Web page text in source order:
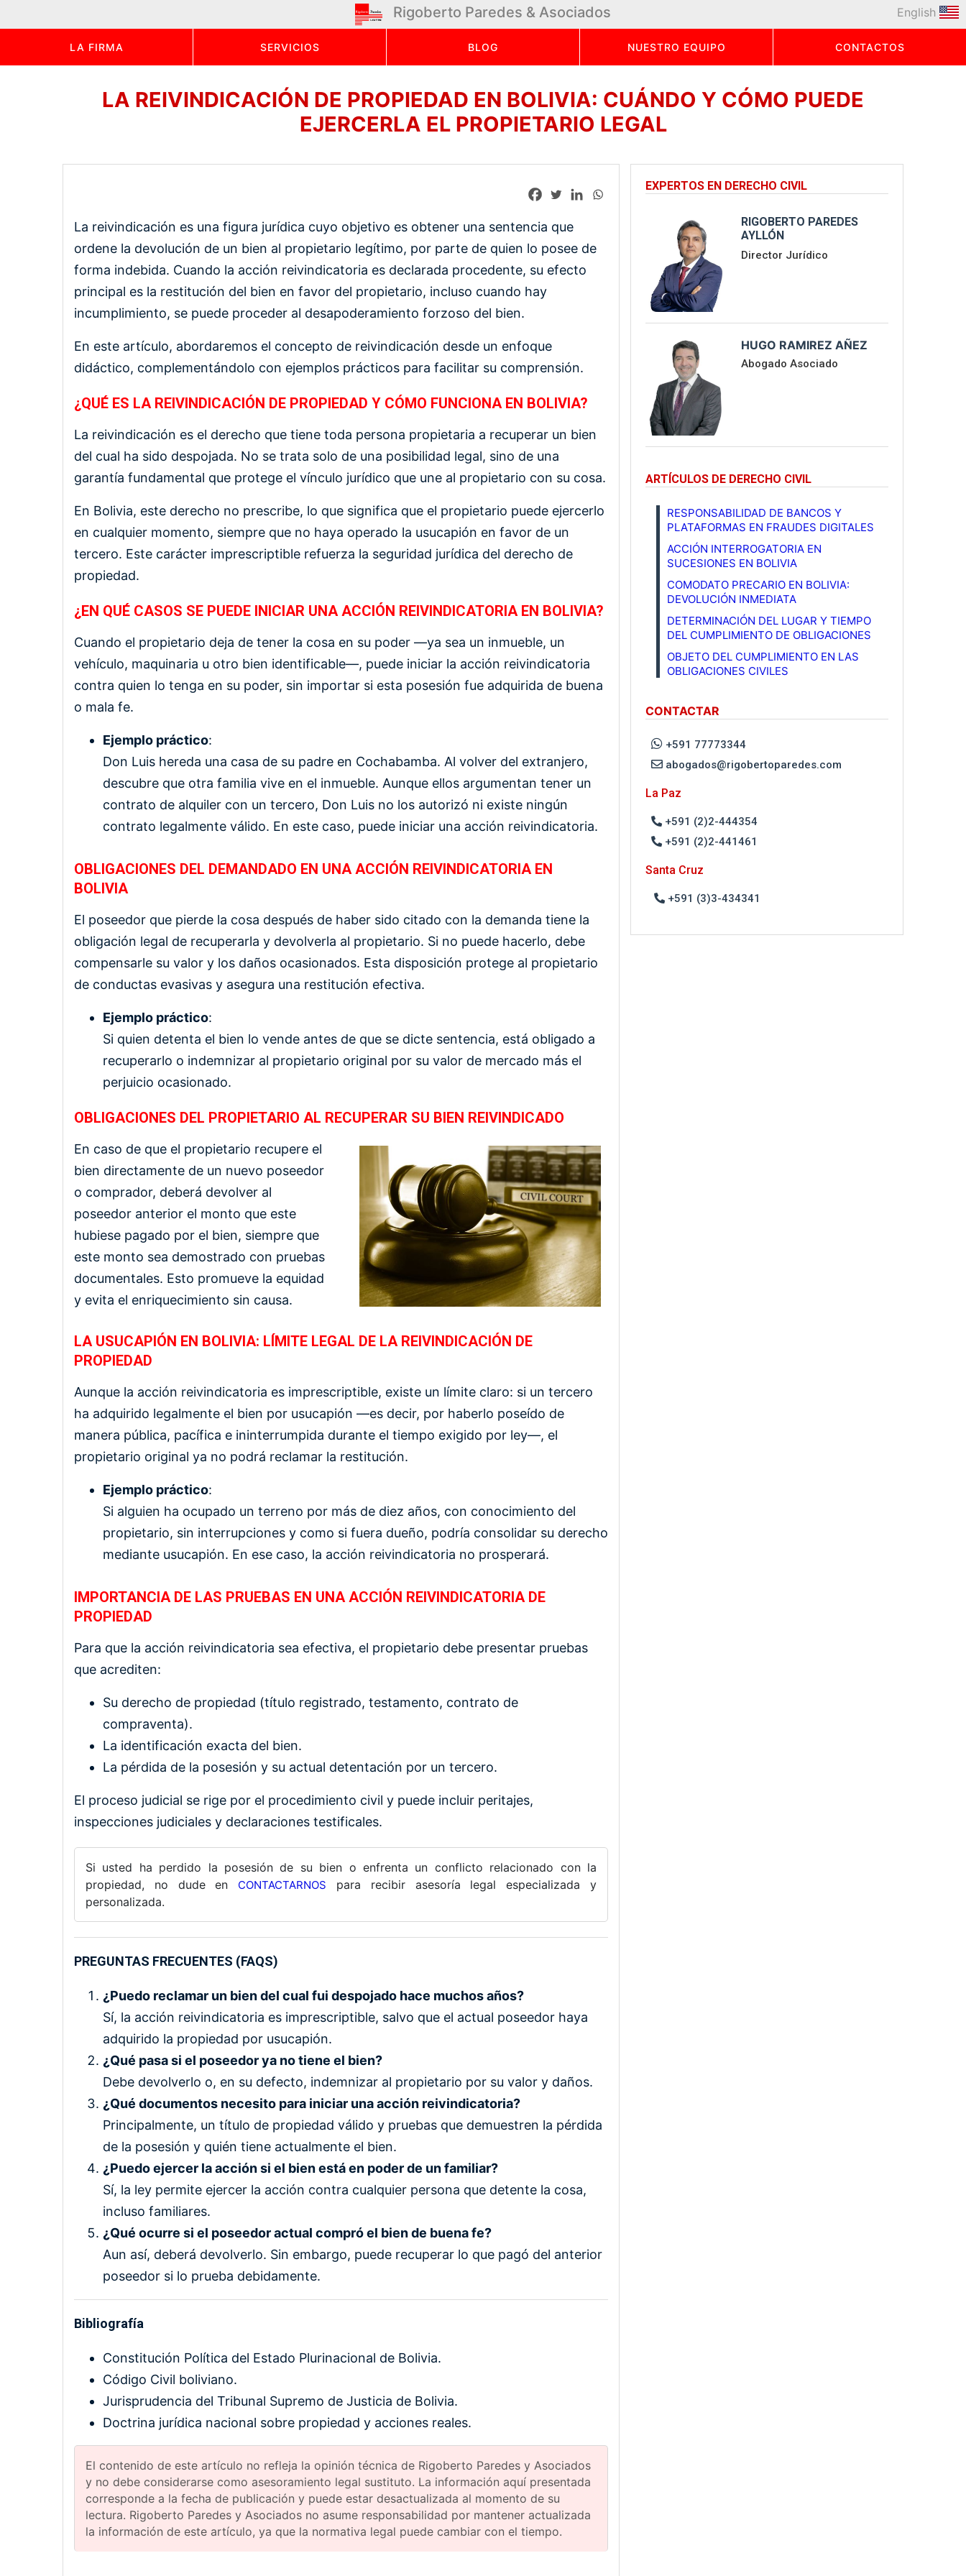
Rigoberto Paredes & Asociados
LA FIRMA SERVICIOS BLOG NUESTRO EQUIPO CONTACTOS
English
LA REIVINDICACIÓN DE PROPIEDAD EN BOLIVIA: CUÁNDO Y CÓMO PUEDE
EJERCERLA EL PROPIETARIO LEGAL
La reivindicación es una figura jurídica cuyo objetivo es obtener una sentencia que
ordene la devolución de un bien al propietario legítimo, por parte de quien lo posee de
forma indebida. Cuando la acción reivindicatoria es declarada procedente, su efecto
principal es la restitución del bien en favor del propietario, incluso cuando hay
incumplimiento, se puede proceder al desapoderamiento forzoso del bien.
En este artículo, abordaremos el concepto de reivindicación desde un enfoque
didáctico, complementándolo con ejemplos prácticos para facilitar su comprensión.
¿QUÉ ES LA REIVINDICACIÓN DE PROPIEDAD Y CÓMO FUNCIONA EN BOLIVIA?
La reivindicación es el derecho que tiene toda persona propietaria a recuperar un bien
del cual ha sido despojada. No se trata solo de una posibilidad legal, sino de una
garantía fundamental que protege el vínculo jurídico que une al propietario con su cosa.
En Bolivia, este derecho no prescribe, lo que significa que el propietario puede ejercerlo
en cualquier momento, siempre que no haya operado la usucapión en favor de un
tercero. Este carácter imprescriptible refuerza la seguridad jurídica del derecho de
propiedad.
¿EN QUÉ CASOS SE PUEDE INICIAR UNA ACCIÓN REIVINDICATORIA EN BOLIVIA?
Cuando el propietario deja de tener la cosa en su poder —ya sea un inmueble, un
vehículo, maquinaria u otro bien identificable—, puede iniciar la acción reivindicatoria
contra quien lo tenga en su poder, sin importar si esta posesión fue adquirida de buena
o mala fe.
Ejemplo práctico:
Don Luis hereda una casa de su padre en Cochabamba. Al volver del extranjero,
descubre que otra familia vive en el inmueble. Aunque ellos argumentan tener un
contrato de alquiler con un tercero, Don Luis no los autorizó ni existe ningún
contrato legalmente válido. En este caso, puede iniciar una acción reivindicatoria.
OBLIGACIONES DEL DEMANDADO EN UNA ACCIÓN REIVINDICATORIA EN
BOLIVIA
El poseedor que pierde la cosa después de haber sido citado con la demanda tiene la
obligación legal de recuperarla y devolverla al propietario. Si no puede hacerlo, debe
compensarle su valor y los daños ocasionados. Esta disposición protege al propietario
de conductas evasivas y asegura una restitución efectiva.
Ejemplo práctico:
Si quien detenta el bien lo vende antes de que se dicte sentencia, está obligado a
recuperarlo o indemnizar al propietario original por su valor de mercado más el
perjuicio ocasionado.
OBLIGACIONES DEL PROPIETARIO AL RECUPERAR SU BIEN REIVINDICADO
En caso de que el propietario recupere el
bien directamente de un nuevo poseedor
o comprador, deberá devolver al
poseedor anterior el monto que este
hubiese pagado por el bien, siempre que
este monto sea demostrado con pruebas
documentales. Esto promueve la equidad
y evita el enriquecimiento sin causa.
LA USUCAPIÓN EN BOLIVIA: LÍMITE LEGAL DE LA REIVINDICACIÓN DE
PROPIEDAD
Aunque la acción reivindicatoria es imprescriptible, existe un límite claro: si un tercero
ha adquirido legalmente el bien por usucapión —es decir, por haberlo poseído de
manera pública, pacífica e ininterrumpida durante el tiempo exigido por ley—, el
propietario original ya no podrá reclamar la restitución.
Ejemplo práctico:
Si alguien ha ocupado un terreno por más de diez años, con conocimiento del
propietario, sin interrupciones y como si fuera dueño, podría consolidar su derecho
mediante usucapión. En ese caso, la acción reivindicatoria no prosperará.
IMPORTANCIA DE LAS PRUEBAS EN UNA ACCIÓN REIVINDICATORIA DE
PROPIEDAD
Para que la acción reivindicatoria sea efectiva, el propietario debe presentar pruebas
que acrediten:
Su derecho de propiedad (título registrado, testamento, contrato de
compraventa).
La identificación exacta del bien.
La pérdida de la posesión y su actual detentación por un tercero.
El proceso judicial se rige por el procedimiento civil y puede incluir peritajes,
inspecciones judiciales y declaraciones testificales.
Si usted ha perdido la posesión de su bien o enfrenta un conflicto relacionado con la
propiedad, no dude en CONTACTARNOS para recibir asesoría legal especializada y
personalizada.
PREGUNTAS FRECUENTES (FAQS)
¿Puedo reclamar un bien del cual fui despojado hace muchos años?
Sí, la acción reivindicatoria es imprescriptible, salvo que el actual poseedor haya
adquirido la propiedad por usucapión.
¿Qué pasa si el poseedor ya no tiene el bien?
Debe devolverlo o, en su defecto, indemnizar al propietario por su valor y daños.
¿Qué documentos necesito para iniciar una acción reivindicatoria?
Principalmente, un título de propiedad válido y pruebas que demuestren la pérdida
de la posesión y quién tiene actualmente el bien.
¿Puedo ejercer la acción si el bien está en poder de un familiar?
Sí, la ley permite ejercer la acción contra cualquier persona que detente la cosa,
incluso familiares.
¿Qué ocurre si el poseedor actual compró el bien de buena fe?
Aun así, deberá devolverlo. Sin embargo, puede recuperar lo que pagó del anterior
poseedor si lo prueba debidamente.
Bibliografía
Constitución Política del Estado Plurinacional de Bolivia.
Código Civil boliviano.
Jurisprudencia del Tribunal Supremo de Justicia de Bolivia.
Doctrina jurídica nacional sobre propiedad y acciones reales.
El contenido de este artículo no refleja la opinión técnica de Rigoberto Paredes y Asociados
y no debe considerarse como asesoramiento legal sustituto. La información aquí presentada
corresponde a la fecha de publicación y puede estar desactualizada al momento de su
lectura. Rigoberto Paredes y Asociados no asume responsabilidad por mantener actualizada
la información de este artículo, ya que la normativa legal puede cambiar con el tiempo.
EXPERTOS EN DERECHO CIVIL
RIGOBERTO PAREDES
AYLLÓN
Director Jurídico
HUGO RAMIREZ AÑEZ
Abogado Asociado
ARTÍCULOS DE DERECHO CIVIL
RESPONSABILIDAD DE BANCOS Y
PLATAFORMAS EN FRAUDES DIGITALES
ACCIÓN INTERROGATORIA EN
SUCESIONES EN BOLIVIA
COMODATO PRECARIO EN BOLIVIA:
DEVOLUCIÓN INMEDIATA
DETERMINACIÓN DEL LUGAR Y TIEMPO
DEL CUMPLIMIENTO DE OBLIGACIONES
OBJETO DEL CUMPLIMIENTO EN LAS
OBLIGACIONES CIVILES
CONTACTAR
+591 77773344
abogados@rigobertoparedes.com
La Paz
+591 (2)2-444354
+591 (2)2-441461
Santa Cruz
+591 (3)3-434341